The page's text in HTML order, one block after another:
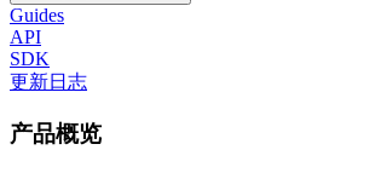
Guides
API
SDK
更新日志
产品概览